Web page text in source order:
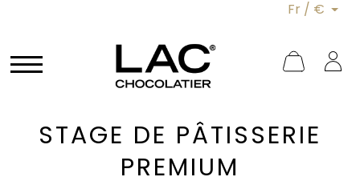
Fr / €
STAGE DE PÂTISSERIE
PREMIUM